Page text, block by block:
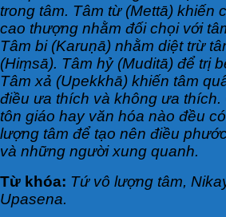
trong tâm. Tâm từ (Mettā) khiến
cao thượng nhằm đối chọi với
Tâm bi (Karuṇā) nhằm diệt trừ
(Hiṃsā). Tâm hỷ (Muditā) để trị
Tâm xả (Upekkhā) khiến tâm
điều ưa thích và không ưa thích.
tôn giáo hay văn hóa nào đều
lượng tâm để tạo nên điều
và những người xung quanh.
Từ khóa: Tứ vô lượng tâm,
Upasena.